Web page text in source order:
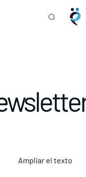
Ampliar el texto